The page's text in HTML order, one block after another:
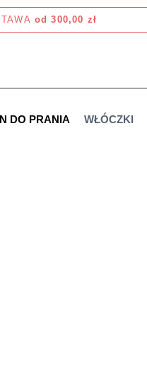
od 300,00 zł
DO PRANIA WŁÓCZKI